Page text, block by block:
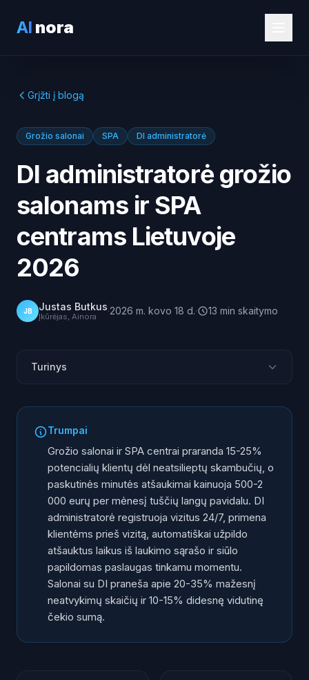
AI nora
Grįžti į blogą
Grožio salonai SPA DI administratorė
DI administratorė grožio
salonams ir SPA
centrams Lietuvoje
2026
JB Justas Butkus
Įkūrėjas, Ainora ·2026 m. kovo 18 d.· 13 min skaitymo
Turinys
Top DI administratorės grožio salonams ir SPA
(reitingas)
Grožio industrijos iššūkiai: kodėl administratorės
neužtenka
Automatinė registracija ir tvarkaraščio valdymas
Atšaukimų problema: kaip DI užpildo laisvus langus
Papildomų paslaugų siūlymas tinkamu momentu
Po darbo valandų: kai klientės skambina vakare
Treatwell, Fresha ir kitos rezervacijų sistemų
integracijos
ROI grožio salonui: skaičiai, kurie kalba
Kaip pradėti: praktiniai žingsniai
Trumpai
Grožio salonai ir SPA centrai praranda 15-25%
potencialių klientų dėl neatsilieptų skambučių, o
paskutinės minutės atšaukimai kainuoja 500-2
000 eurų per mėnesį tuščių langų pavidalu. DI
administratorė registruoja vizitus 24/7, primena
klientėms prieš vizitą, automatiškai užpildo
atšauktus laikus iš laukimo sąrašo ir siūlo
papildomas paslaugas tinkamu momentu.
Salonai su DI praneša apie 20-35% mažesnį
neatvykimų skaičių ir 10-15% didesnę vidutinę
čekio sumą.